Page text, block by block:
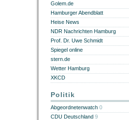
Golem.de
Hamburger Abendblatt
Heise News
NDR Nachrichten Hamburg
Prof. Dr. Uwe Schmidt
Spiegel online
stern.de
Wetter Hamburg
XKCD
Politik
Abgeordnetenwatch 0
CDU Deutschland 9